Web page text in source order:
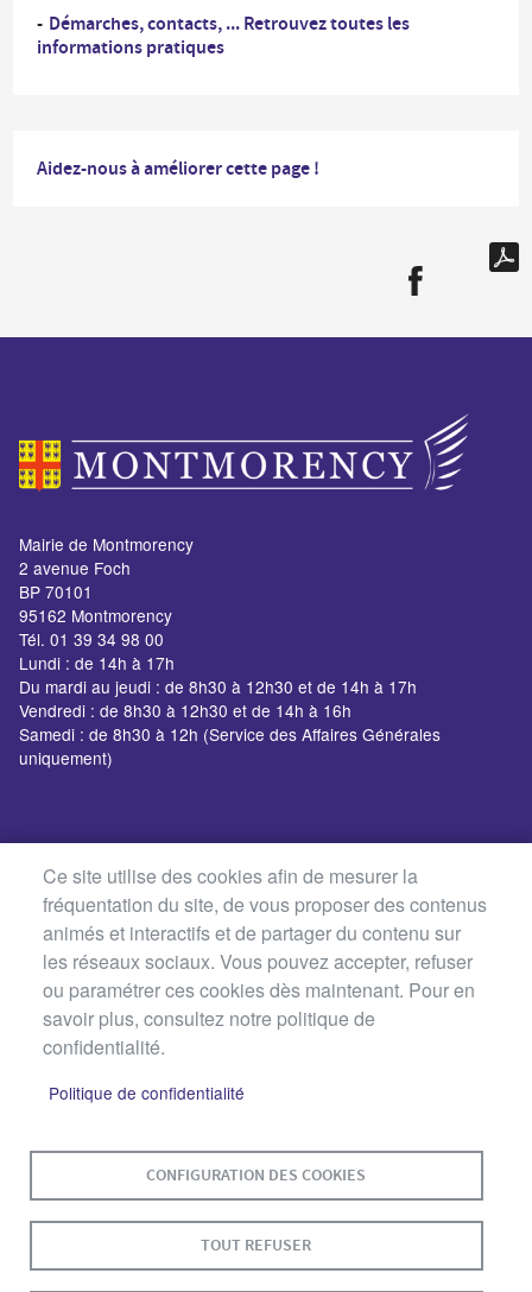
Démarches, contacts, ... Retrouvez toutes les
informations pratiques
Aidez-nous à améliorer cette page !
Mairie de Montmorency
2 avenue Foch
BP 70101
95162 Montmorency
Tél. 01 39 34 98 00
Lundi : de 14h à 17h
Du mardi au jeudi : de 8h30 à 12h30 et de 14h à 17h
Vendredi : de 8h30 à 12h30 et de 14h à 16h
Samedi : de 8h30 à 12h (Service des Affaires Générales
uniquement)
Ce site utilise des cookies afin de mesurer la
fréquentation du site, de vous proposer des contenus
animés et interactifs et de partager du contenu sur
les réseaux sociaux. Vous pouvez accepter, refuser
ou paramétrer ces cookies dès maintenant. Pour en
savoir plus, consultez notre politique de
confidentialité.
Politique de confidentialité
CONFIGURATION DES COOKIES
TOUT REFUSER
PAGE
PLAN DU SITE CONTACT MENTIONS LÉGALES
DONNÉES PERSONNELLES
ACCESSIBILITÉ : NON CONFORME